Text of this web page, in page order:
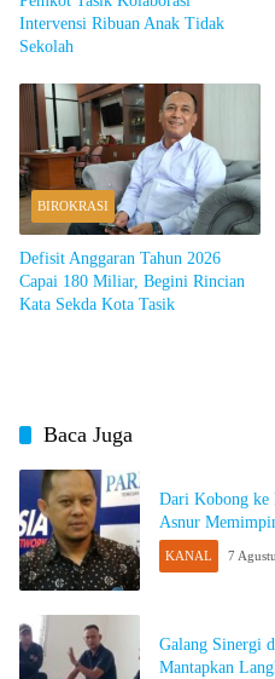
Intervensi Ribuan Anak Tidak
Sekolah
BIROKRASI
Defisit Anggaran Tahun 2026
Capai 180 Miliar, Begini Rincian
Kata Sekda Kota Tasik
Baca Juga
Dari Kobong ke
Asnur
KANAL 7
Galang Sinergi
Mantapkan